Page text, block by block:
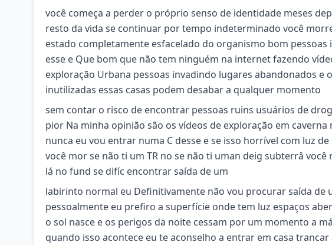
você começa a perder o próprio senso de identidade meses
resto da vida se continuar por tempo indeterminado você
estado completamente esfacelado do organismo bom
esse e Que bom que não tem ninguém na internet fazendo
exploração Urbana pessoas invadindo lugares abandonados
inutilizadas essas casas podem desabar a qualquer momento
sem contar o risco de encontrar pessoas ruins usuários de
pior Na minha opinião são os vídeos de exploração em
nunca eu vou entrar numa C desse e se isso horrível com luz
você mor se não ti um TR no se não ti uman deig subterrâ
lá no fund se difíc encontrar saída de um
labirinto normal eu Definitivamente não vou procurar saída de
pessoalmente eu prefiro a superfície onde tem luz espaços
o sol nasce e os perigos da noite cessam por um momento a
quando isso acontece eu te aconselho a entrar em casa